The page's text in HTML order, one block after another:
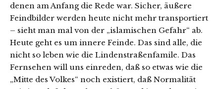
denen am Anfang die Rede war. Sicher, äußere
Feindbilder werden heute nicht mehr transportiert
– sieht man mal von der „islamischen Gefahr“ ab.
Heute geht es um innere Feinde. Das sind alle, die
nicht so leben wie die Lindenstraßenfamile. Das
Fernsehen will uns einreden, daß so etwas wie die
„Mitte des Volkes“ noch existiert, daß Normalität